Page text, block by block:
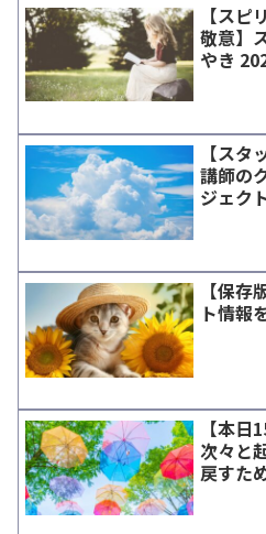
【ス
敬意】
やき
【ス
講師の
ジェク
【保
ト情報
【本
次々と
戻すた